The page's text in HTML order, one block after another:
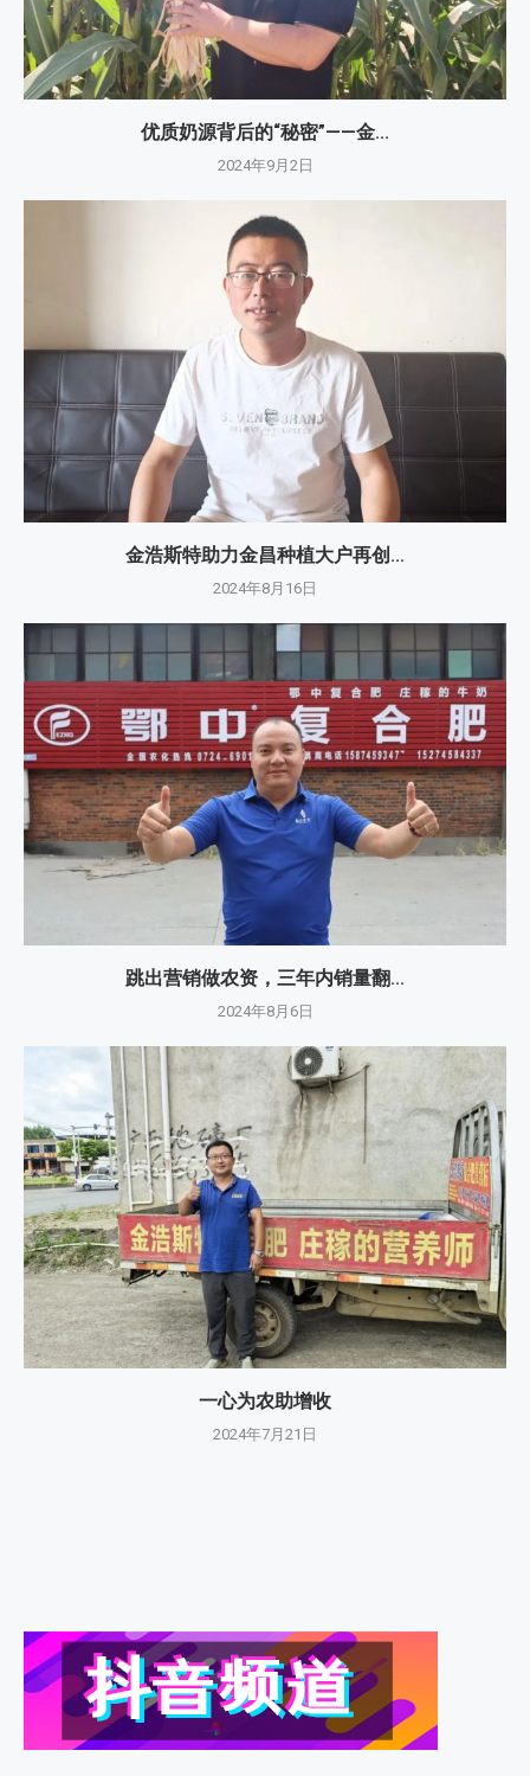
优质奶源背后的“秘密”——金...
2024年9月2日
金浩斯特助力金昌种植大户再创...
2024年8月16日
跳出营销做农资，三年内销量翻...
2024年8月6日
一心为农助增收
2024年7月21日